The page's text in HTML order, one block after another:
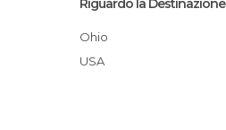
Riguardo la Destinazione
Ohio
USA